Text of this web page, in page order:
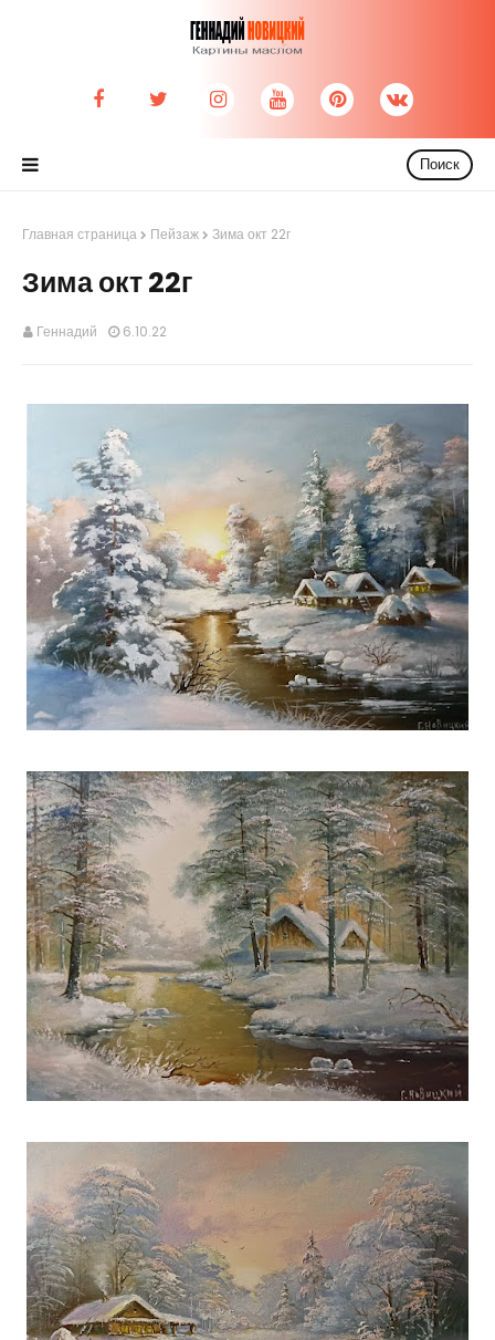
Поиск
Главная страница Пейзаж Зима окт 22г
Зима окт 22г
Геннадий 6.10.22